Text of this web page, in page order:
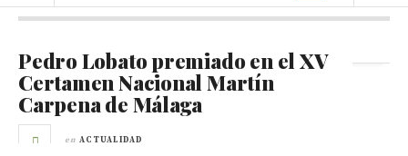
Pedro Lobato premiado en el XV
Certamen Nacional Martín
Carpena de Málaga
en ACTUALIDAD